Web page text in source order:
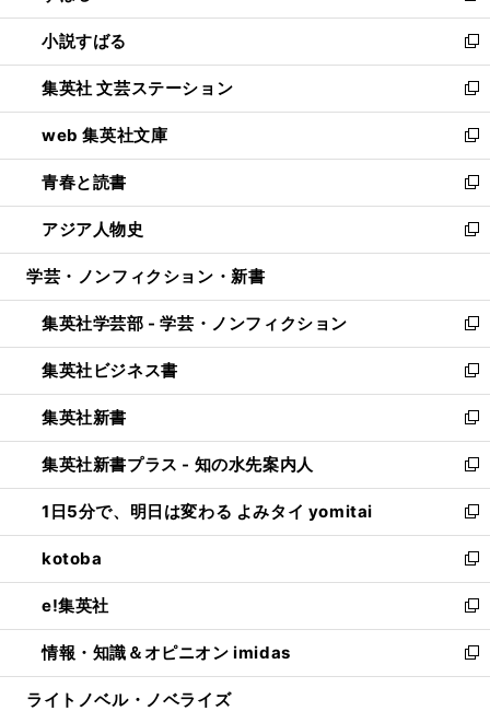
開
く
ウ
で
開
く
し
い
ウ
ィ
ン
ド
ウ
で
開
く
小説すばる
新
し
い
ウ
ィ
ン
ド
ウ
で
開
集英社 文芸ステーション
新
し
い
ウ
ィ
ン
ド
ウ
開
く
web 集英社文庫
新
し
い
ウ
ィ
ン
ウ
で
開
く
青春と読書
新
し
い
ウ
ン
ド
ウ
で
開
く
アジア人物史
新
し
ウ
ィ
ン
ド
ウ
で
開
く
学芸・ノンフィクション・新書
集英社学芸部 - 学芸・ノンフィクション
新
し
い
ウ
ィ
ン
ド
ウ
で
開
く
集英社ビジネス書
新
し
い
ウ
ィ
ン
ド
ウ
で
開
く
集英社新書
新
し
い
ウ
ィ
ン
ド
ウ
で
開
く
集英社新書プラス - 知の水先案内人
新
し
い
ウ
ィ
ン
ド
ウ
で
開
1日5分で、明日は変わる よみタイ yomitai
新
し
い
ウ
ィ
ン
ド
ウ
kotoba
新
し
い
ウ
ィ
ン
e!集英社
新
し
い
ウ
情報・知識＆オピニオン imidas
新
し
ライトノベル・ノベライズ